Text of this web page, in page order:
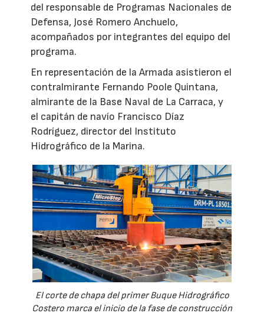
del responsable de Programas Nacionales de
Defensa, José Romero Anchuelo,
acompañados por integrantes del equipo del
programa.
En representación de la Armada asistieron el
contralmirante Fernando Poole Quintana,
almirante de la Base Naval de La Carraca, y
el capitán de navío Francisco Díaz
Rodríguez, director del Instituto
Hidrográfico de la Marina.
El corte de chapa del primer Buque Hidrográfico
Costero marca el inicio de la fase de construcción